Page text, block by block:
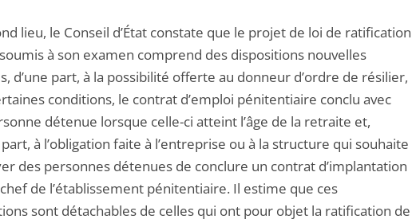
lieu, le Conseil d’État constate que le projet de loi de ratification
à son examen comprend des dispositions nouvelles
d’une part, à la possibilité offerte au donneur d’ordre de résilier,
conditions, le contrat d’emploi pénitentiaire conclu avec
détenue lorsque celle-ci atteint l’âge de la retraite et,
part, à l’obligation faite à l’entreprise ou à la structure qui souhaite
des personnes détenues de conclure un contrat d’implantation
de l’établissement pénitentiaire. Il estime que ces
sont détachables de celles qui ont pour objet la ratification de